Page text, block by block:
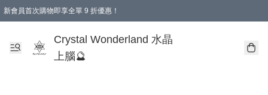
新會員首次購物即享全單 9 折優惠！
Crystal Wonderland 水晶
上腦🔮